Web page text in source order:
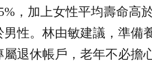
，加上女性平均壽命高
男性。林由敏建議，準備
屬退休帳戶，老年不必擔